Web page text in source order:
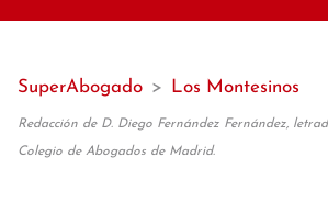
SuperAbogado > Los Montesinos
Redacción de D. Diego Fernández Fernández,
Colegio de Abogados de Madrid.